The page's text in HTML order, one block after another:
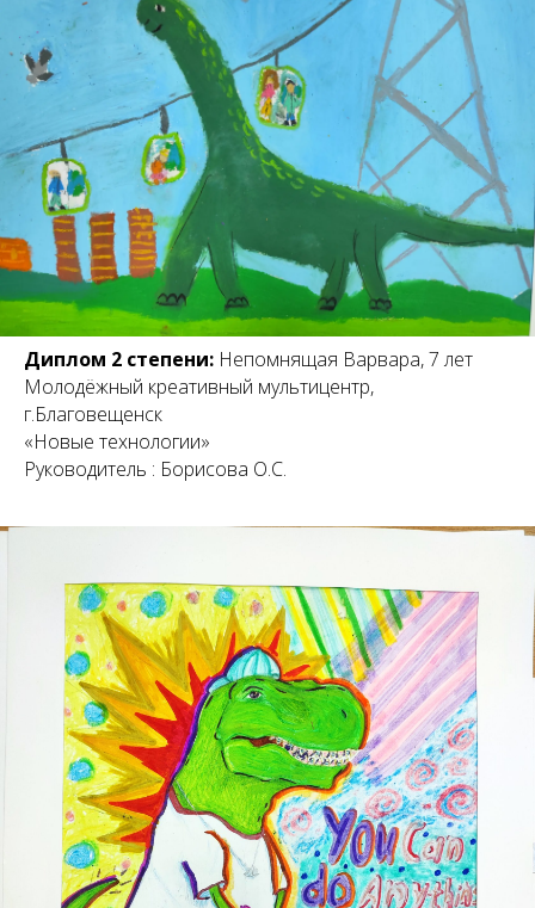
Диплом 2 степени: Непомнящая Варвара, 7 лет
Молодёжный креативный мультицентр,
г.Благовещенск
«Новые технологии»
Руководитель : Борисова О.С.